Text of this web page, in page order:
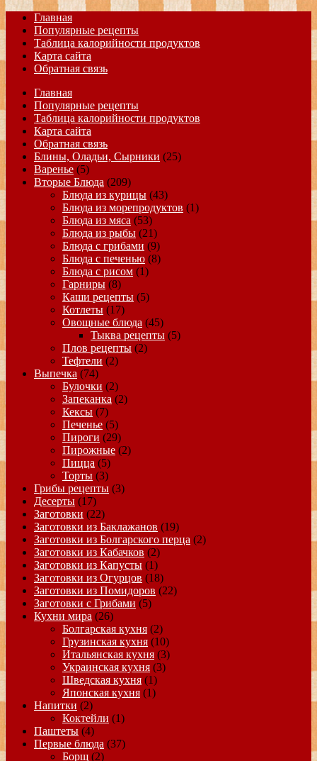
Главная
Популярные рецепты
Таблица калорийности продуктов
Карта сайта
Обратная связь
Главная
Популярные рецепты
Таблица калорийности продуктов
Карта сайта
Обратная связь
Блины, Оладьи, Сырники (25)
Варенье (5)
Вторые Блюда (209)
Блюда из курицы (43)
Блюда из морепродуктов (1)
Блюда из мяса (53)
Блюда из рыбы (21)
Блюда с грибами (9)
Блюда с печенью (8)
Блюда с рисом (1)
Гарниры (8)
Каши рецепты (5)
Котлеты (17)
Овощные блюда (45)
Тыква рецепты (5)
Плов рецепты (2)
Тефтели (2)
Выпечка (74)
Булочки (2)
Запеканка (2)
Кексы (7)
Печенье (5)
Пироги (29)
Пирожные (2)
Пицца (5)
Торты (3)
Грибы рецепты (3)
Десерты (17)
Заготовки (22)
Заготовки из Баклажанов (19)
Заготовки из Болгарского перца (2)
Заготовки из Кабачков (2)
Заготовки из Капусты (1)
Заготовки из Огурцов (18)
Заготовки из Помидоров (22)
Заготовки с Грибами (5)
Кухни мира (26)
Болгарская кухня (2)
Грузинская кухня (10)
Итальянская кухня (3)
Украинская кухня (3)
Шведская кухня (1)
Японская кухня (1)
Напитки (2)
Коктейли (1)
Паштеты (4)
Первые блюда (37)
Борщ (2)